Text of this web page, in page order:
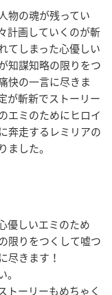
物の魂が残ってい
計画していくのが斬
てしまった心優しい
知謀知略の限りをつ
快の一言に尽きま
が斬新でストーリー
エミのためにヒロイ
奔走するレミリアの
した。
優しいエミのため
限りをつくして嘘つ
尽きます！
トーリーもめちゃく